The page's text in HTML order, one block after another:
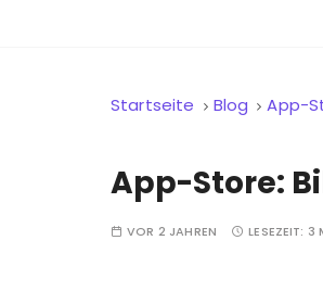
Startseite Blog App-
App-Store:
VOR 2 JAHREN LESEZEIT: 3